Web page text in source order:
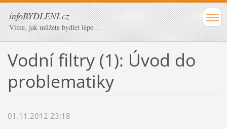
infoBYDLENI.cz
Víme, jak můžete bydlet lépe...
Vodní filtry (1): Úvod do
problematiky
01.11.2012 23:18